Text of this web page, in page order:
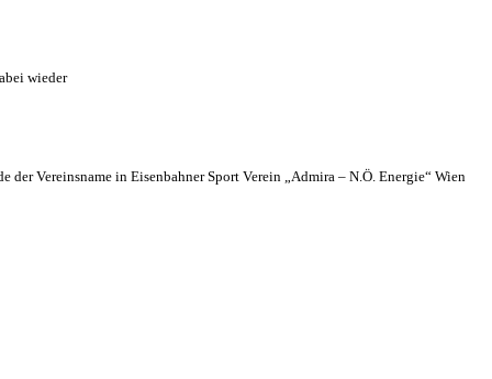
wieder
der Vereinsname in Eisenbahner Sport Verein „Admira – N.Ö. Energie“ Wien